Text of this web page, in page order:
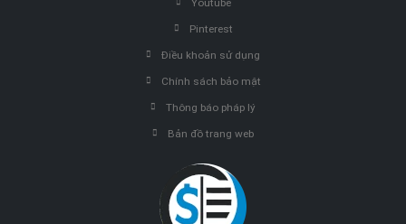
Youtube
Pinterest
Điều khoản sử dụng
Chính sách bảo mật
Thông báo pháp lý
Bản đồ trang web